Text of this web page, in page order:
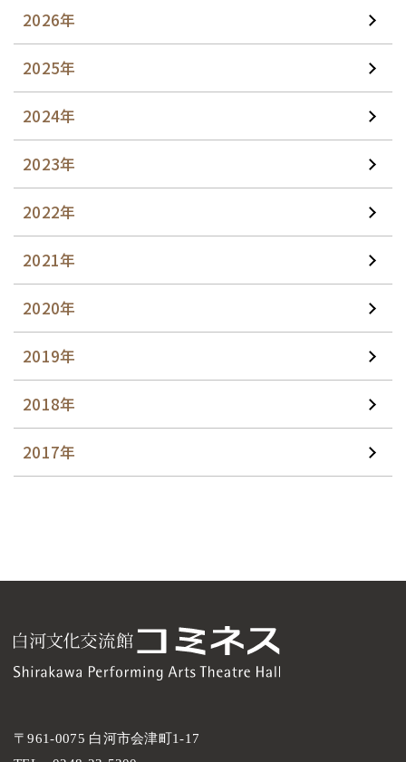
2026年
2025年
2024年
2023年
2022年
2021年
2020年
2019年
2018年
2017年
〒961-0075 白河市会津町1-17